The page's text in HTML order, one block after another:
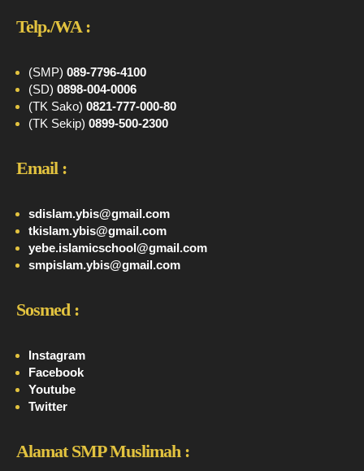
Telp./WA :
(SMP) 089-7796-4100
(SD) 0898-004-0006
(TK Sako) 0821-777-000-80
(TK Sekip) 0899-500-2300
Email :
sdislam.ybis@gmail.com
tkislam.ybis@gmail.com
yebe.islamicschool@gmail.com
smpislam.ybis@gmail.com
Sosmed :
Instagram
Facebook
Youtube
Twitter
Alamat SMP Muslimah :